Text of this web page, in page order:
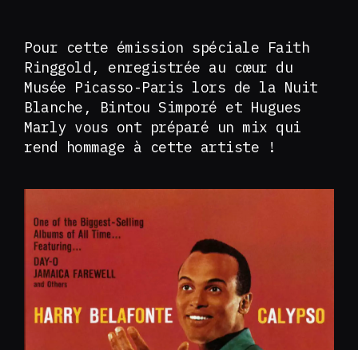
Pour cette émission spéciale Faith
Ringgold, enregistrée au cœur du
Musée Picasso-Paris lors de la Nuit
Blanche, Bintou Simporé et Hugues
Marly vous ont préparé un mix qui
rend hommage à cette artiste !